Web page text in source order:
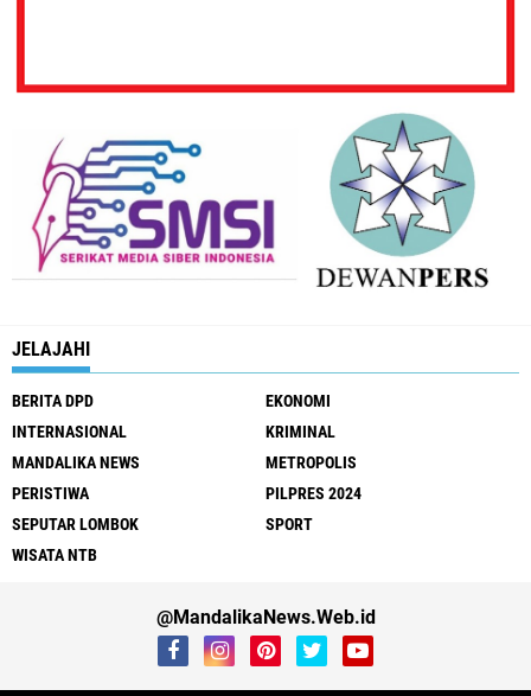
JELAJAHI
BERITA DPD
EKONOMI
INTERNASIONAL
KRIMINAL
MANDALIKA NEWS
METROPOLIS
PERISTIWA
PILPRES 2024
SEPUTAR LOMBOK
SPORT
WISATA NTB
@MandalikaNews.Web.id